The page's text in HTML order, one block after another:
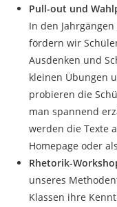
Pull-out und
In den
fördern wir
Ausdenken und
kleinen Übungen
probieren die
man spannend
werden die Texte
Homepage oder
Rhetorik-
unseres
Klassen ihre